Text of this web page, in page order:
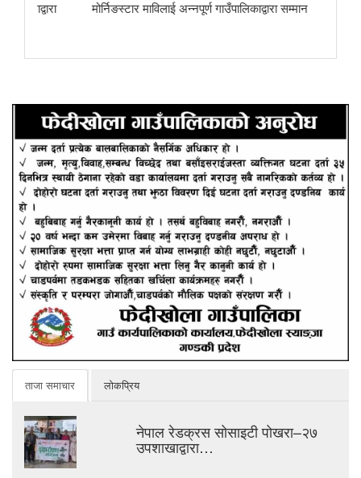
मोर्निङस्टार माविलाई अन्नपूर्ण गाउँपालिकाद्वारा सम्मान छोरेपाटन मा.
ताजा समाचार लोकप्रिय
नेपाल रेडक्रस सोसाइटी पोखरा–२७
उपशाखाद्वारा…